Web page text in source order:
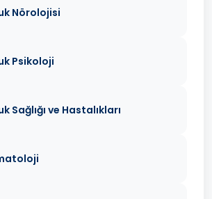
Nörolojisi
Psikoloji
Sağlığı ve Hastalıkları